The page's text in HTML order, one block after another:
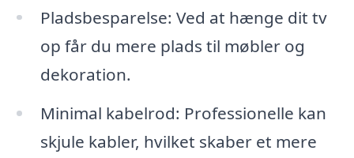
Pladsbesparelse: Ved at hænge dit tv
op får du mere plads til møbler og
dekoration.
Minimal kabelrod: Professionelle kan
skjule kabler, hvilket skaber et mere